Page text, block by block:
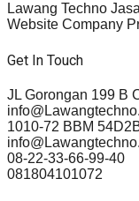
Lawang Techno
Website Company
Get In Touch
JL Gorongan 199 B
1010-72 BBM
08-22-33-66-99-40
081804101072